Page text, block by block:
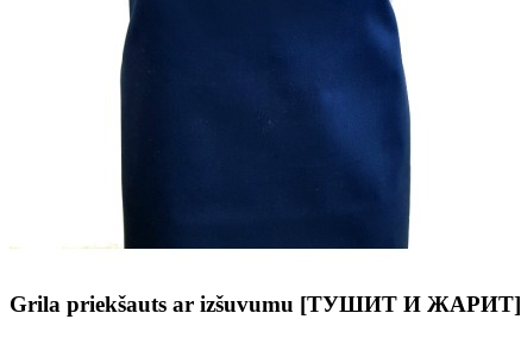
Grila priekšauts ar izšuvumu [ТУШИТ И ЖАРИТ]